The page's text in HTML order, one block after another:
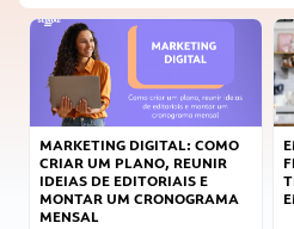
MARKETING DIGITAL: COMO
CRIAR UM PLANO, REUNIR
IDEIAS DE EDITORIAIS E
MONTAR UM CRONOGRAMA
MENSAL